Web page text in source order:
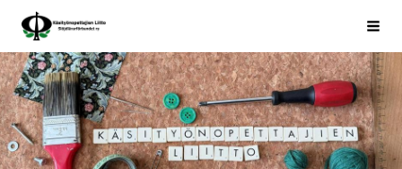
Siirry
sivun
sisältöön
Käsityönopettajien Liitto